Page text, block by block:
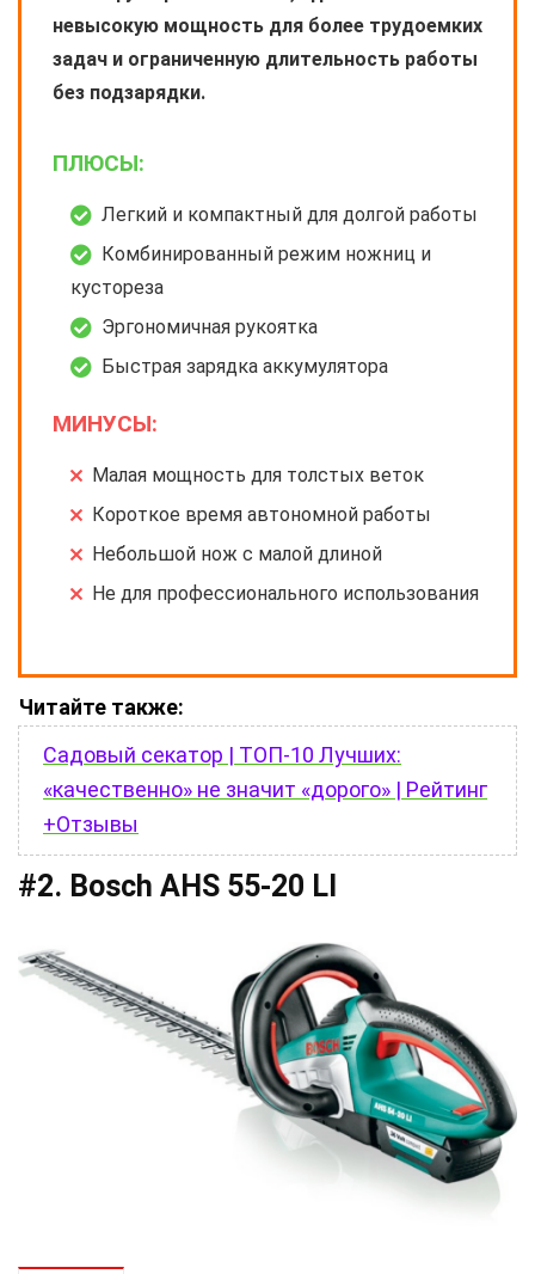
невысокую мощность для более трудоемких
задач и ограниченную длительность работы
без подзарядки.
ПЛЮСЫ:
Легкий и компактный для долгой работы
Комбинированный режим ножниц и
кустореза
Эргономичная рукоятка
Быстрая зарядка аккумулятора
МИНУСЫ:
Малая мощность для толстых веток
Короткое время автономной работы
Небольшой нож с малой длиной
Не для профессионального использования
Читайте также:
Садовый секатор | ТОП-10 Лучших:
«качественно» не значит «дорого» | Рейтинг
+Отзывы
#2. Bosch AHS 55-20 LI